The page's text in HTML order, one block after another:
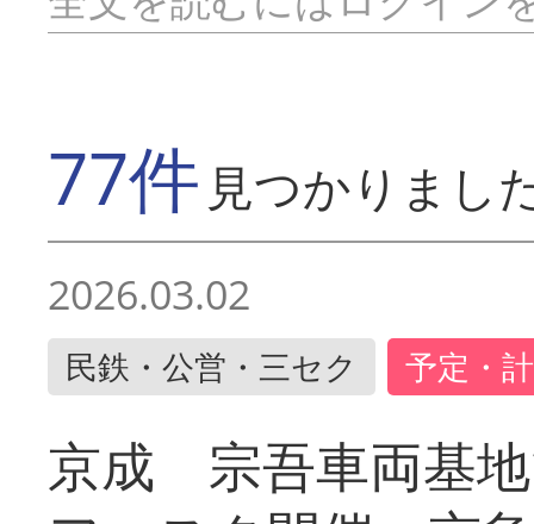
77件 見つかりまし
2026.03.02
民鉄・公営・三セク 予定・
京成 宗吾車両基